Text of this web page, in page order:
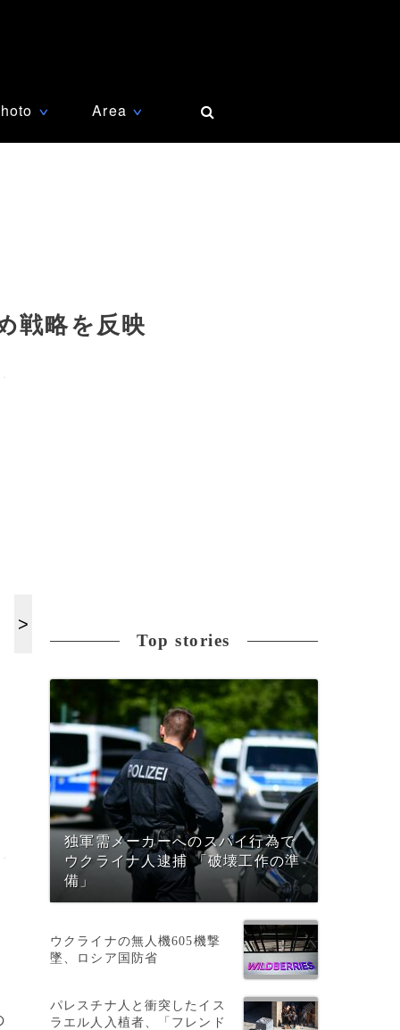
∨ Area ∨
戦略を反映
Top stories
独軍需メーカーへのスパイ行為で
ウクライナ人逮捕 「破壊工作の準
備」
ウクライナの無人機605機撃
墜、ロシア国防省
パレスチナ人と衝突したイス
ラエル人入植者、「フレンド